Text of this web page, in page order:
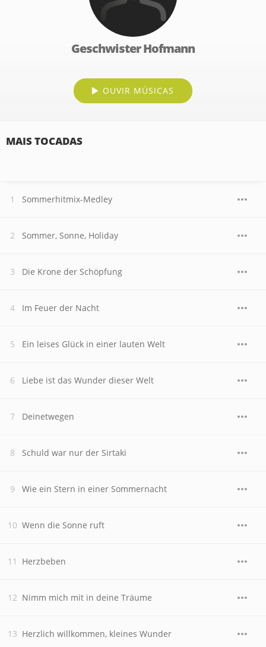
Geschwister Hofmann
OUVIR MÚSICAS
MAIS TOCADAS
Sommerhitmix-Medley
Sommer, Sonne, Holiday
Die Krone der Schöpfung
Im Feuer der Nacht
Ein leises Glück in einer lauten Welt
Liebe ist das Wunder dieser Welt
Deinetwegen
Schuld war nur der Sirtaki
Wie ein Stern in einer Sommernacht
Wenn die Sonne ruft
Herzbeben
Nimm mich mit in deine Träume
Herzlich willkommen, kleines Wunder